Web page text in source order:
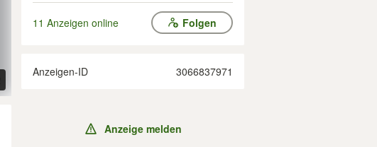
11 Anzeigen online Folgen
Anzeigen-ID 3066837971
Anzeige melden